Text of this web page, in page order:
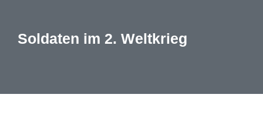
Soldaten im 2. Weltkrieg